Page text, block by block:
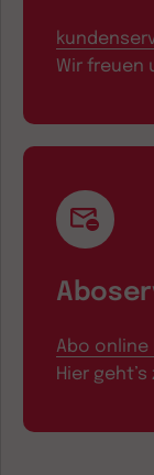
Wir freuen
Abo online
Hier